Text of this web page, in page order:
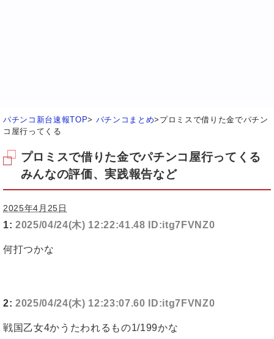
パチンコ新台速報TOP> パチンコまとめ> プロミスで借りた金でパチン
コ屋行ってくる
プロミスで借りた金でパチンコ屋行ってくる
みんなの評価、実践報告など
2025年4月25日
1: 2025/04/24(木) 12:22:41.48 ID:itg7FVNZ0
何打つかな
2: 2025/04/24(木) 12:23:07.60 ID:itg7FVNZ0
戦国乙女4かうたわれるもの1/199かな